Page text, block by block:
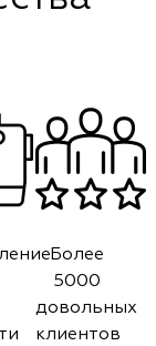
Более
5000
довольных
клиентов